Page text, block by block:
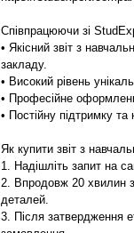
Співпрацюючи зі
• Якісний звіт з
закладу.
• Високий рівень
• Професійне
• Постійну підтримку
Як купити звіт з
1. Надішліть запит на
2. Впродовж 20 хвилин
деталей.
3. Після затвердження